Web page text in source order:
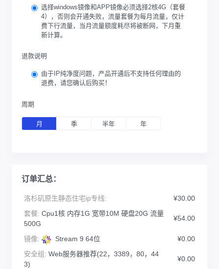
选择windows镜像和APP镜像必须选择2核4G（套餐
4），否则会开通失败，流量套餐为每月流量，仅计
费下行流量，当月流量额度耗尽将被断网，下月重
新计算。
退款说明
由于IP纯净度问题，产品开通后不支持任何理由的
退费，请您确认后购买！
周期
月 季 半年 年
订单汇总：
洛杉矶原生静态住宅ip专线:
¥30.00
套餐: Cpu1核 内存1G 宽带10M 硬盘20G 流量
500G
¥54.00
镜像: Stream 9 64位
¥0.00
安全组: Web服务器推荐(22，3389，80，44
3)
¥0.00